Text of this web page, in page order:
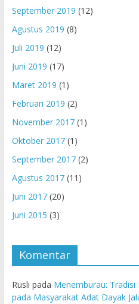
September 2019 (12)
Agustus 2019 (8)
Juli 2019 (12)
Juni 2019 (17)
Maret 2019 (1)
Februari 2019 (2)
November 2017(1)
Oktober 2017(1)
September 2017(2)
Agustus 2017(11)
Juni 2017(20)
Juni 2015 (3)
Komentar
Rusli pada Menemburau:
pada Masyarakat Adat Dayak